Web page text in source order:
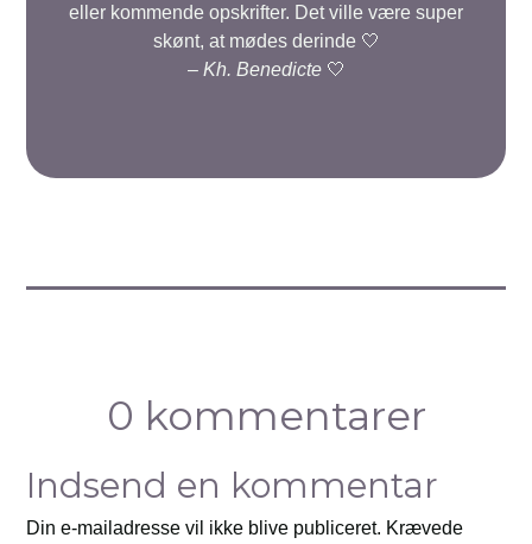
eller kommende opskrifter. Det ville være super
skønt, at mødes derinde 🤍
– Kh. Benedicte🤍
0 kommentarer
Indsend en kommentar
Din e-mailadresse vil ikke blive publiceret. Krævede